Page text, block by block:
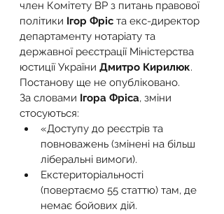
член Комітету ВР з питань правової
політики Ігор Фріс та екс-директор
департаменту нотаріату та
державної реєстрації Міністерства
юстиції України Дмитро Кирилюк.
Постанову ще не опубліковано.
За словами Ігора Фріса, зміни
стосуються:
«Доступу до реєстрів та
повноважень (змінені на більш
ліберальні вимоги).
Екстериторіальності
(повертаємо 55 статтю) там, де
немає бойових дій.